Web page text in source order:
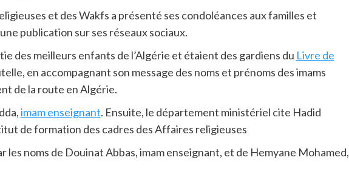
et des Wakfs a présenté ses condoléances aux familles et
publication sur ses réseaux sociaux.
des meilleurs enfants de l’Algérie et étaient des gardiens du Livre de
en accompagnant son message des noms et prénoms des imams
de la route en Algérie.
imam enseignant. Ensuite, le département ministériel cite Hadid
de formation des cadres des Affaires religieuses
les noms de Douinat Abbas, imam enseignant, et de Hemyane Mohamed,